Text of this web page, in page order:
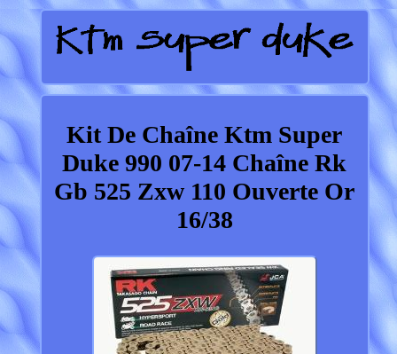
Kit De Chaîne Ktm Super
Duke 990 07-14 Chaîne Rk
Gb 525 Zxw 110 Ouverte Or
16/38